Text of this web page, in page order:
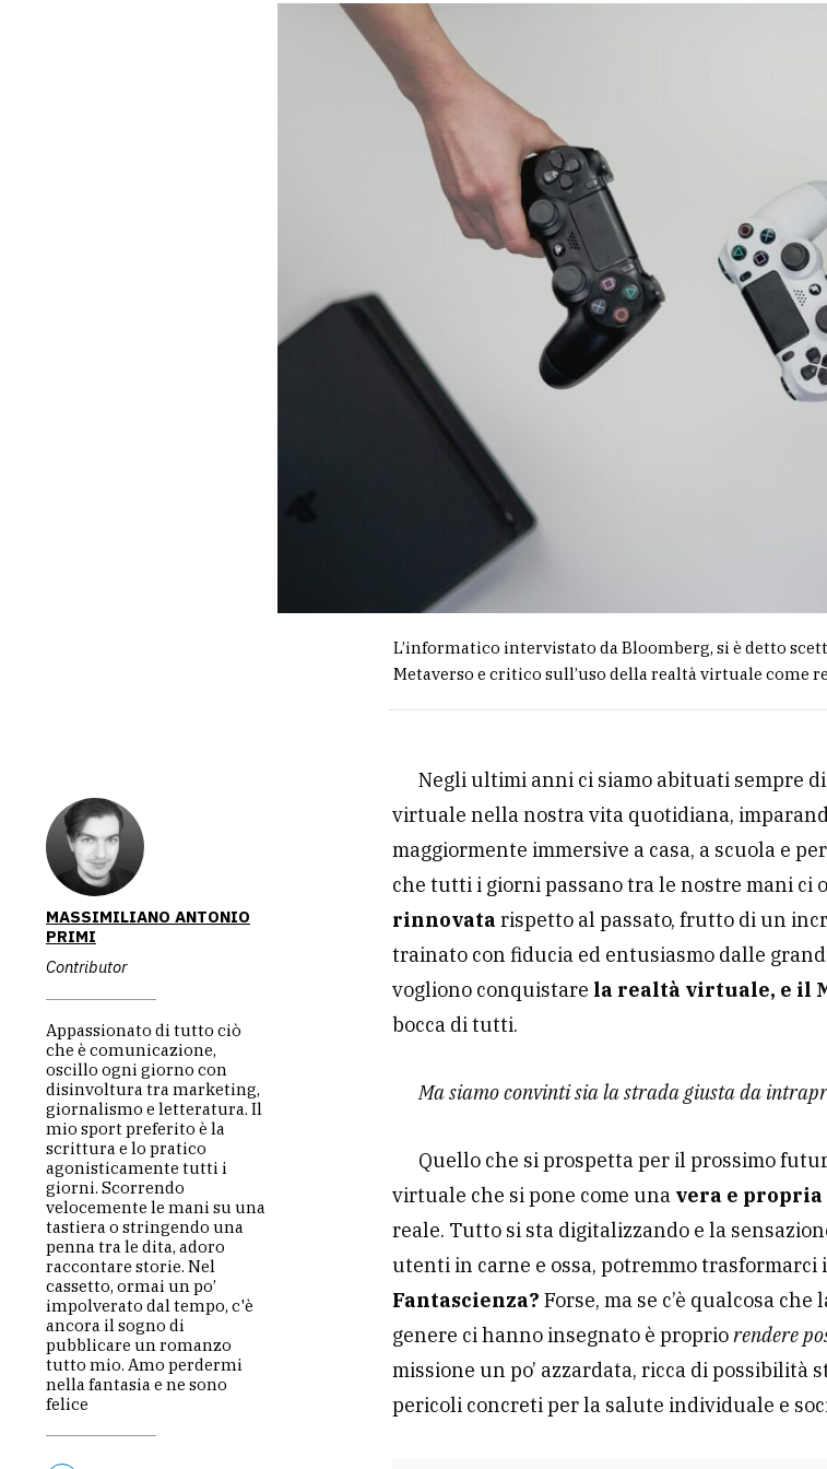
L’informatico intervistato da Bloomberg, si è detto
Metaverso e critico sull’uso della realtà virtuale come
MASSIMILIANO ANTONIO
PRIMI
Contributor
Appassionato di tutto ciò
che è comunicazione,
oscillo ogni giorno con
disinvoltura tra marketing,
giornalismo e letteratura. Il
mio sport preferito è la
scrittura e lo pratico
agonisticamente tutti i
giorni. Scorrendo
velocemente le mani su una
tastiera o stringendo una
penna tra le dita, adoro
raccontare storie. Nel
cassetto, ormai un po’
impolverato dal tempo, c'è
ancora il sogno di
pubblicare un romanzo
tutto mio. Amo perdermi
nella fantasia e ne sono
felice
Negli ultimi anni ci siamo abituati sempre
virtuale nella nostra vita quotidiana,
maggiormente immersive a casa, a scuola e
che tutti i giorni passano tra le nostre mani ci
rinnovatarispetto al passato, frutto di un
trainato con fiducia ed entusiasmo dalle
vogliono conquistare la realtà virtuale, e il
bocca di tutti.
Ma siamo convinti sia la strada giusta da
Quello che si prospetta per il prossimo
virtuale che si pone come una vera e
reale. Tutto si sta digitalizzando e la
utenti in carne e ossa, potremmo
Fantascienza?Forse, ma se c’è qualcosa
genere ci hanno insegnato è propriorendere
missione un po’ azzardata, ricca di possibilità
pericoli concreti per la salute individuale e